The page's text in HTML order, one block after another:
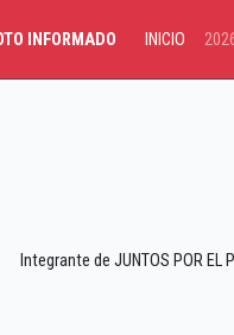
INFORMADO INICIO
Integrante de JUNTOS POR